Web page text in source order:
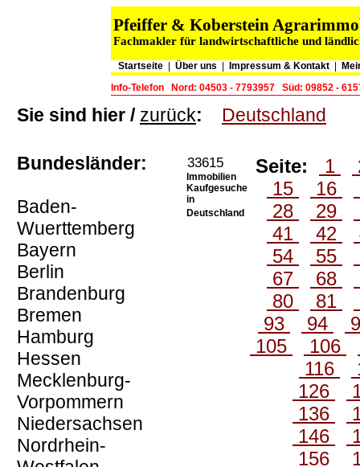
Pfeiffer & Koberstein
Fachmakler für landwirtschaftliche und
Startseite Über uns Impressum & Kontakt
Info-Telefon
Nord: 04503 - 7793957 Süd: 09852 -
Sie sind hier / zurück: Deutschland
Bundesländer:
Baden-
Wuerttemberg
Bayern
Berlin
Brandenburg
Bremen
Hamburg
Hessen
Mecklenburg-
Vorpommern
Niedersachsen
Nordrhein-
33615
Immobilien
Kaufgesuche
in
Deutschland
Seite: 1
15
16
28
29
41
42
54
55
67
68
80
81
93
94
105
106
116
126
136
146
156